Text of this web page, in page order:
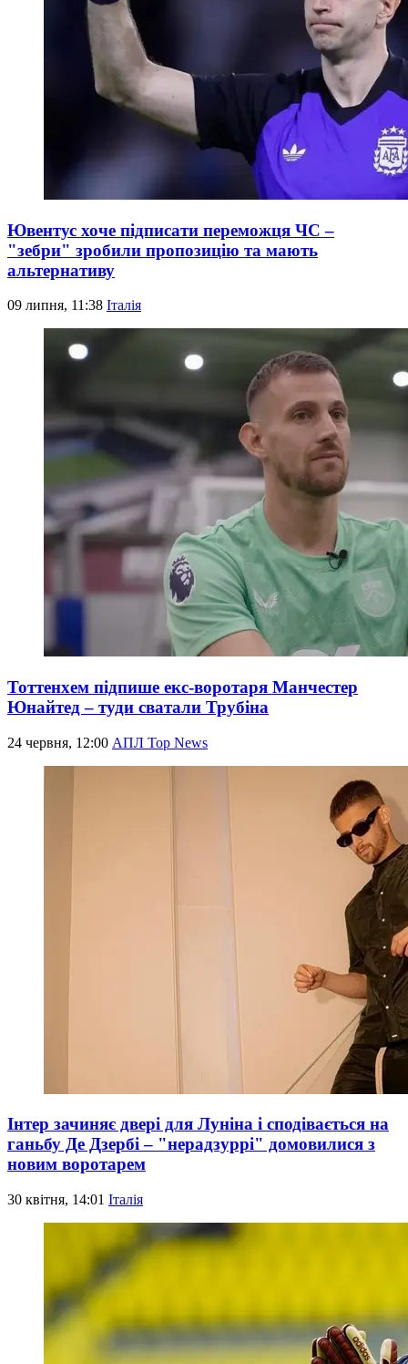
Ювентус хоче підписати переможця ЧС –
"зебри" зробили пропозицію та мають
альтернативу
09 липня, 11:38 Італія
Тоттенхем підпише екс-воротаря Манчестер
Юнайтед – туди сватали Трубіна
24 червня, 12:00 АПЛ Top News
Інтер зачиняє двері для Луніна і сподівається на
ганьбу Де Дзербі – "нерадзуррі" домовилися з
новим воротарем
30 квітня, 14:01 Італія